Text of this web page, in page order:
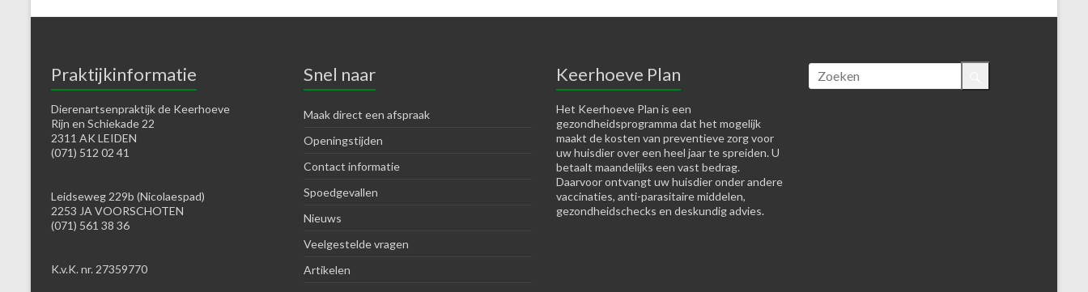
Praktijkinformatie
Dierenartsenpraktijk de Keerhoeve
Rijn en Schiekade 22
2311 AK LEIDEN
(071) 512 02 41
Leidseweg 229b (Nicolaespad)
2253 JA VOORSCHOTEN
(071) 561 38 36
K.v.K. nr. 27359770
Snel naar
Maak direct een afspraak
Openingstijden
Contact informatie
Spoedgevallen
Nieuws
Veelgestelde vragen
Artikelen
Keerhoeve Plan
Het Keerhoeve Plan is een
gezondheidsprogramma dat het mogelijk
maakt de kosten van preventieve zorg voor
uw huisdier over een heel jaar te spreiden. U
betaalt maandelijks een vast bedrag.
Daarvoor ontvangt uw huisdier onder andere
vaccinaties, anti-parasitaire middelen,
gezondheidschecks en deskundig advies.